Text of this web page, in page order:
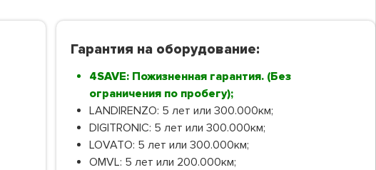
Гарантия на оборудование:
4SAVE: Пожизненная гарантия. (Без
ограничения по пробегу);
LANDIRENZO: 5 лет или 300.000км;
DIGITRONIC: 5 лет или 300.000км;
LOVATO: 5 лет или 300.000км;
OMVL: 5 лет или 200.000км;